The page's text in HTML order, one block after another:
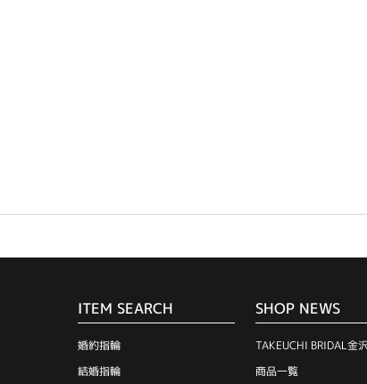
ITEM SEARCH
婚約指輪
結婚指輪
SHOP NEWS
TAKEUCHI BRIDAL金
商品一覧